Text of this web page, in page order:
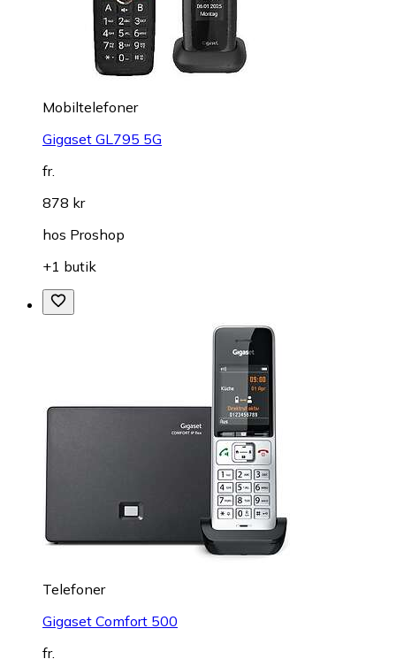
Mobiltelefoner
Gigaset GL795 5G
fr.
878 kr
hos Proshop
+1 butik
Telefoner
Gigaset Comfort 500
fr.